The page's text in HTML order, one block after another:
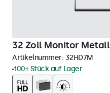
32 Zoll Monitor Metall
Artikelnummer: 32HD7M
100+ Stück auf Lager